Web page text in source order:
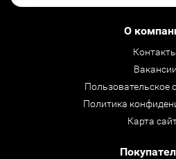
О
Вакансии
Пользовательское
Политика
Карта